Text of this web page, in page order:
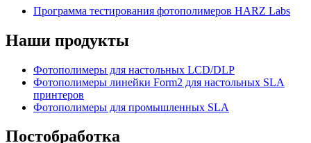
Программа тестирования фотополимеров HARZ Labs
Наши продукты
Фотополимеры для настольных LCD/DLP
Фотополимеры линейки Form2 для настольных SLA
принтеров
Фотополимеры для промышленных SLA
Постобработка